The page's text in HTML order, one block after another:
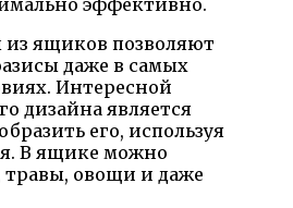
эффективно.
ящиков позволяют
даже в самых
Интересной
дизайна является
его, используя
В ящике можно
овощи и даже